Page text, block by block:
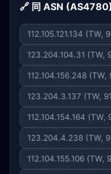
🔗 同 ASN
112.105.121.134 (TW,
123.204.104.31 (TW,
112.104.156.248 (TW,
123.204.3.137 (TW,
112.104.154.164 (TW,
123.204.4.238 (TW,
112.104.155.106 (TW,